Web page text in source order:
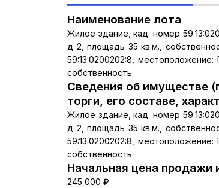
Наименование лота
Жилое здание, кад. номер
д 2, площадь 35 кв.м.,
59:13:0200202:8,
собственность
Сведения об имуществе
торги, его составе,
Жилое здание, кад. номер
д 2, площадь 35 кв.м.,
59:13:0200202:8,
собственность
Начальная цена продажи
245 000 ₽